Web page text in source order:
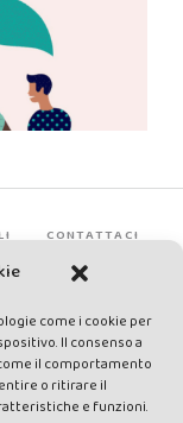
come i cookie per
Il consenso a
il comportamento
o ritirare il
e funzioni.
CONTATTACI